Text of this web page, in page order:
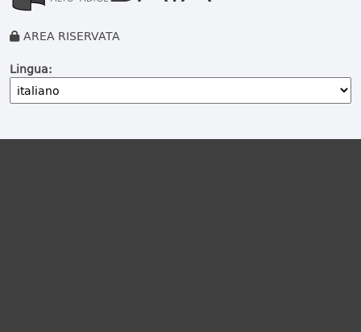
AREA RISERVATA
Lingua